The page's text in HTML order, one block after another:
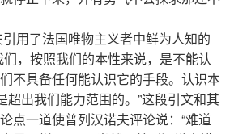
用了法国唯物主义者中鲜为人知的
，按照我们的本性来说，是不能认
不具备任何能认识它的手段。认识本
超出我们能力范围的。”这段引文和其
点一道使普列汉诺夫评论说：“难道